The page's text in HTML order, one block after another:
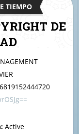
TIEMPO
DE
online
Active